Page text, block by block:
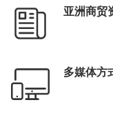
亚洲商贸
多媒体方